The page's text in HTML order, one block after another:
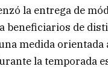
la entrega de
beneficiarios de
medida orientada
la temporada